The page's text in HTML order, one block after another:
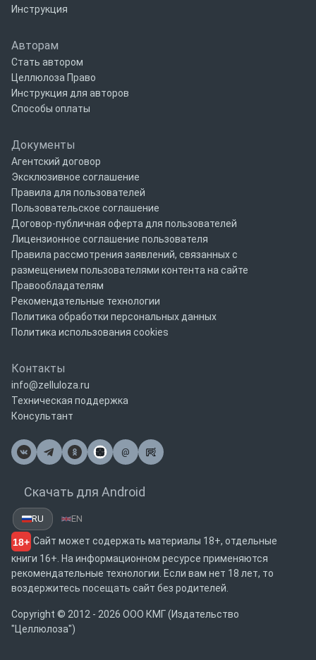
Инструкция
Авторам
Стать автором
Целлюлоза Право
Инструкция для авторов
Способы оплаты
Документы
Агентский договор
Эксклюзивное соглашение
Правила для пользователей
Пользовательское соглашение
Договор-публичная оферта для пользователей
Лицензионное соглашение пользователя
Правила рассмотрения заявлений, связанных с
размещением пользователями контента на сайте
Правообладателям
Рекомендательные технологии
Политика обработки персональных данных
Политика использования cookies
Контакты
info@zelluloza.ru
Техническая поддержка
Консультант
@
Почта
Скачать для Android
RU EN
18+ Сайт может содержать материалы 18+, отдельные
книги 16+. На информационном ресурсе применяются
рекомендательные технологии. Если вам нет 18 лет, то
воздержитесь посещать сайт без родителей.
Copyright © 2012 - 2026 ООО КМГ (Издательство
"Целлюлоза")